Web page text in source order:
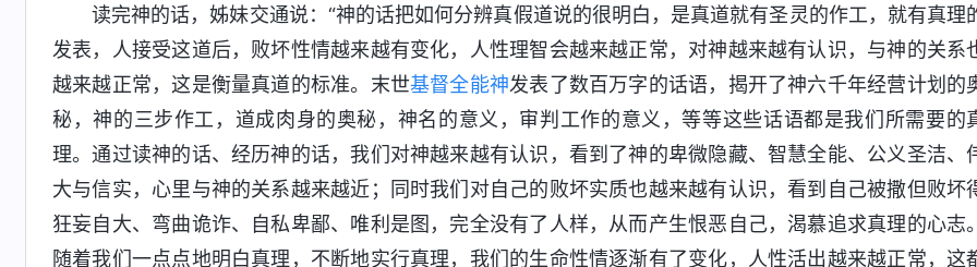
读完神的话，姊妹交通说：“神的话把如何分辨真假道说的很明白，是真道就有圣灵的作工，就有真理
发表，人接受这道后，败坏性情越来越有变化，人性理智会越来越正常，对神越来越有认识，与神的关系
越来越正常，这是衡量真道的标准。末世基督全能神发表了数百万字的话语，揭开了神六千年经营计划的
秘，神的三步作工，道成肉身的奥秘，神名的意义，审判工作的意义，等等这些话语都是我们所需要的
理。通过读神的话、经历神的话，我们对神越来越有认识，看到了神的卑微隐藏、智慧全能、公义圣洁、
大与信实，心里与神的关系越来越近；同时我们对自己的败坏实质也越来越有认识，看到自己被撒但败坏
狂妄自大、弯曲诡诈、自私卑鄙、唯利是图，完全没有了人样，从而产生恨恶自己，渴慕追求真理的心志。
随着我们一点点地明白真理，不断地实行真理，我们的生命性情逐渐有了变化，人性活出越来越正常，这